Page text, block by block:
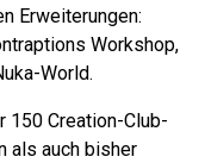
Erweiterungen:
Workshop,
World.
150 Creation-Club-
als auch bisher